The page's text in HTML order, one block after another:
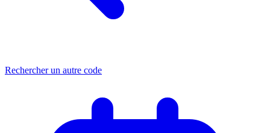
Rechercher un autre code